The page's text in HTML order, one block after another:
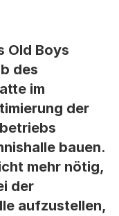
Old Boys
des
im
der
bauen.
mehr nötig,
der
aufzustellen,